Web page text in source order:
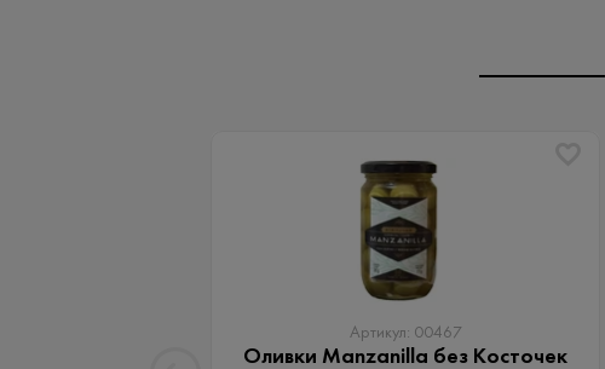
Артикул: 00467
Оливки Manzanilla без Косточек